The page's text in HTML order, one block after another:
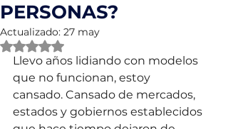
PERSONAS?
Actualizado: 27 may
Obtuvo NaN de 5 estrellas.
Llevo años lidiando con modelos
que no funcionan, estoy
cansado. Cansado de mercados,
estados y gobiernos establecidos